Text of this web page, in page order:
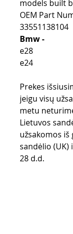
models built
OEM Part
33551138104
Bmw -
e28
e24
Prekes
jeigu visų
metu
Lietuvos
užsakomos
sandėlio (UK)
28 d.d.